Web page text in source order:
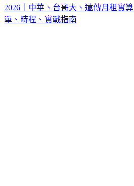
2026｜中華、台哥大、遠傳月租實算
單、時程、實戰指南